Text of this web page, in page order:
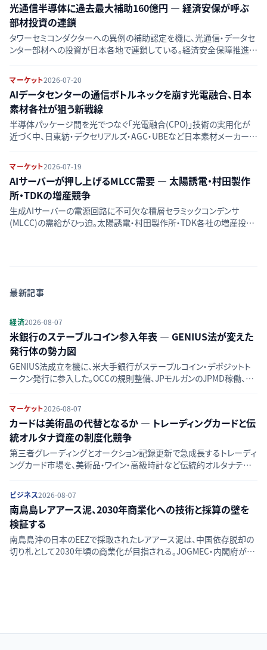
光通信半導体に過去最大補助160億円 — 経済安保が呼ぶ
部材投資の連鎖
タワーセミコンダクターへの異例の補助認定を機に、光通信・データセ
ンター部材への投資が日本各地で連鎖している。経済安全保障推進法
構造を読み解く。
マーケット2026-07-20
AIデータセンターの通信ボトルネックを崩す光電融合、日本
素材各社が狙う新戦線
半導体パッケージ間を光でつなぐ「光電融合(CPO)」技術の実用化が
近づく中、日東紡・デクセリアルズ・AGC・UBEなど日本素材メーカーの
マーケット2026-07-19
AIサーバーが押し上げるMLCC需要 — 太陽誘電・村田製作
所・TDKの増産競争
生成AIサーバーの電源回路に不可欠な積層セラミックコンデンサ
(MLCC)の需給がひっ迫。太陽誘電・村田製作所・TDK各社の増産投資
最新記事
経済2026-08-07
米銀行のステーブルコイン参入年表 — GENIUS法が変えた
発行体の勢力図
GENIUS法成立を機に、米大手銀行がステーブルコイン・デポジットト
ークン発行に参入した。OCCの規則整備、JPモルガンのJPMD稼働、銀
マーケット2026-08-07
カードは美術品の代替となるか — トレーディングカードと伝
統オルタナ資産の制度化競争
第三者グレーディングとオークション記録更新で急成長するトレーディ
ングカード市場を、美術品・ワイン・高級時計など伝統的オルタナティブ
ビジネス2026-08-07
南鳥島レアアース泥、2030年商業化への技術と採算の壁を
検証する
南鳥島沖の日本のEEZで採取されたレアアース泥は、中国依存脱却の
切り札として2030年頃の商業化が目指される。JOGMEC・内閣府が進